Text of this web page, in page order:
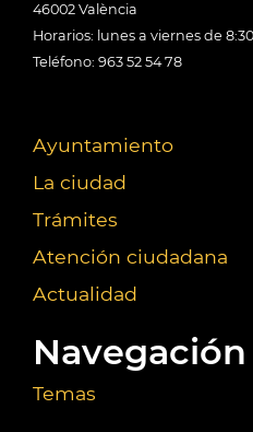
46002 València
Horarios: lunes a viernes de
Teléfono: 963 52 54 78
Ayuntamiento
La ciudad
Trámites
Atención ciudadana
Actualidad
Navegación
Temas